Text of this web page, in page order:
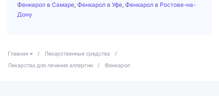
Фенкарол в Самаре Фенкарол в Уфе Фенкарол в Ростове-на-
Дону
Главная / Лекарственные средства
/
Лекарства для лечения аллергии
/ Фенкарол